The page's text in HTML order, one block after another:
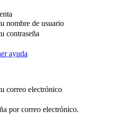
nombre de usuario
contraseña
ayuda
correo electrónico
por correo electrónico.